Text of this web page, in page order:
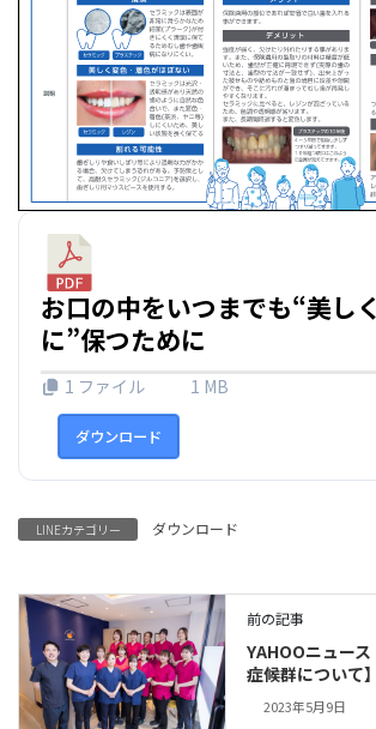
お口の中をいつまでも“美し
に”保つために
1 ファイル 1 MB
ダウンロード
LINEカテゴリー ダウンロード
前の記事
YAHOOニュー
症候群について】
2023年5月9日